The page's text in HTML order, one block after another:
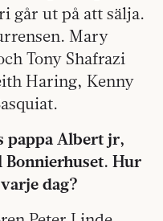
går ut på att sälja.
Mary
Tony Shafrazi
Haring, Kenny
pappa Albert jr,
Hur
dag?